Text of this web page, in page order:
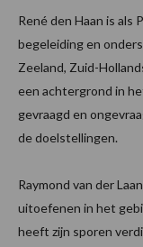
René den Haan is
begeleiding en
Zeeland, Zuid-
een achtergrond in
gevraagd en
de doelstellingen.
Raymond van der
uitoefenen in het
heeft zijn sporen